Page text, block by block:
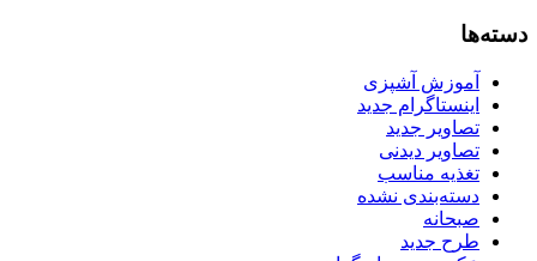
دسته‌ها
آموزش آشپزی
اینستاگرام جدید
تصاویر جدید
تصاویر دیدنی
تغذیه مناسب
دسته‌بندی نشده
صبحانه
طرح جدید